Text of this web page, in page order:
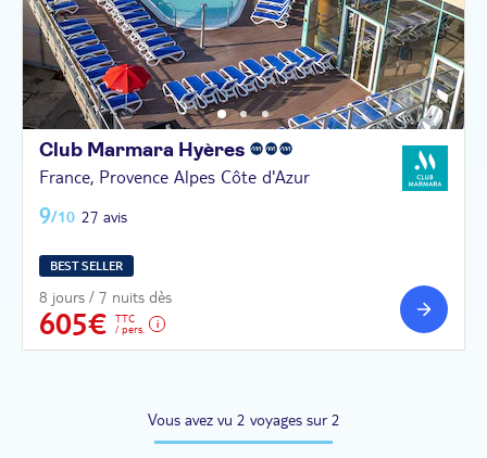
Club Marmara Hyères
France, Provence Alpes Côte d'Azur
9/10 27 avis
BEST SELLER
8 jours / 7 nuits dès
605€
TTC
/ pers.
Vous avez vu 2 voyages sur 2